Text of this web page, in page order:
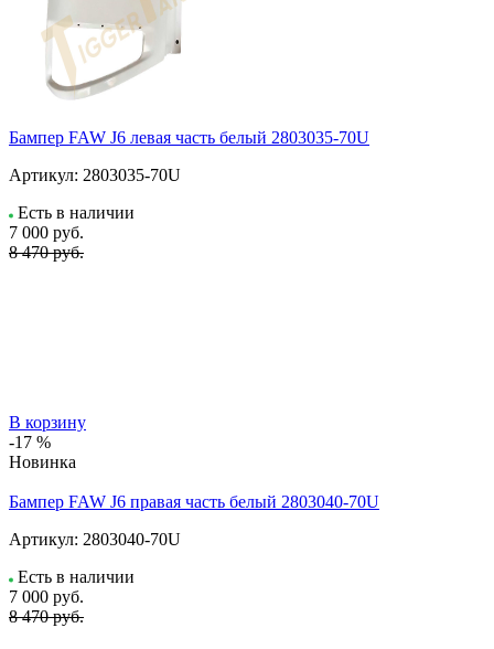
Бампер FAW J6 левая часть белый 2803035-70U
Артикул: 2803035-70U
Есть в наличии
7 000 руб.
8 470 руб.
В корзину
-17 %
Новинка
Бампер FAW J6 правая часть белый 2803040-70U
Артикул: 2803040-70U
Есть в наличии
7 000 руб.
8 470 руб.